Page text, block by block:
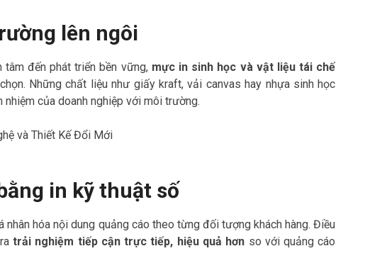
lên ngôi
đến phát triển bền vững, mực in sinh học và vật liệu tái chế
Những chất liệu như giấy kraft, vải canvas hay nhựa sinh học
của doanh nghiệp với môi trường.
in kỹ thuật số
hóa nội dung quảng cáo theo từng đối tượng khách hàng. Điều
ratrải nghiệm tiếp cận trực tiếp, hiệu quả hơn so với quảng cáo